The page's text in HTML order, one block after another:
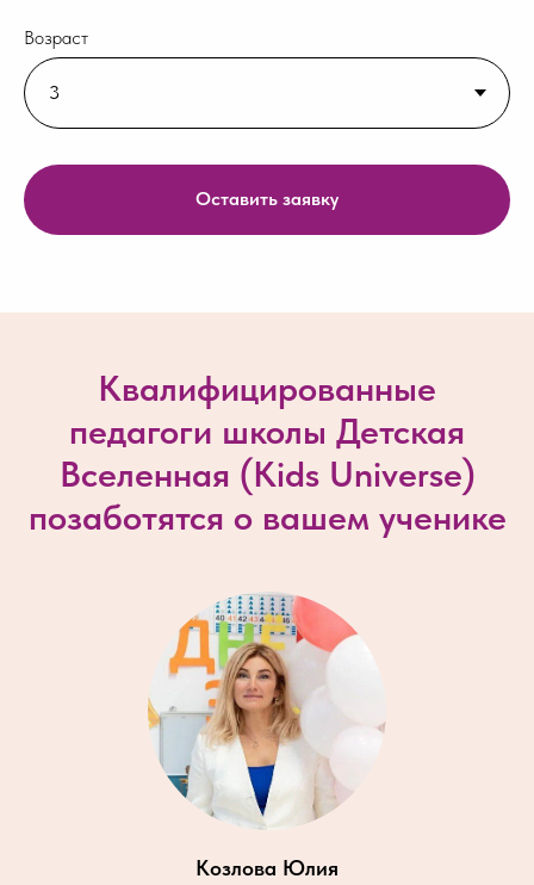
Возраст
Оставить заявку
Квалифицированные
педагоги школы Детская
Вселенная (Kids Universe)
позаботятся о вашем ученике
Козлова Юлия